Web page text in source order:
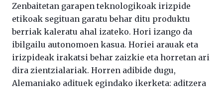
Zenbaitetan garapen teknologikoak irizpide
etikoak segituan garatu behar ditu produktu
berriak kaleratu ahal izateko. Hori izango da
ibilgailu autonomoen kasua. Horiei arauak eta
irizpideak irakatsi behar zaizkie eta horretan ari
dira zientzialariak. Horren adibide dugu,
Alemaniako adituek egindako ikerketa: aditzera